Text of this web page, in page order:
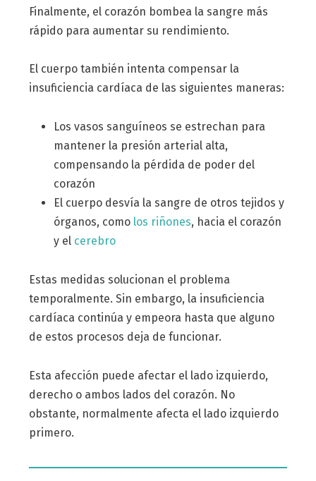
Finalmente, el corazón bombea la sangre más
rápido para aumentar su rendimiento.
El cuerpo también intenta compensar la
insuficiencia cardíaca de las siguientes maneras:
Los vasos sanguíneos se estrechan para
mantener la presión arterial alta,
compensando la pérdida de poder del
corazón
El cuerpo desvía la sangre de otros tejidos y
órganos, como los riñones, hacia el corazón
y el cerebro
Estas medidas solucionan el problema
temporalmente. Sin embargo, la insuficiencia
cardíaca continúa y empeora hasta que alguno
de estos procesos deja de funcionar.
Esta afección puede afectar el lado izquierdo,
derecho o ambos lados del corazón. No
obstante, normalmente afecta el lado izquierdo
primero.